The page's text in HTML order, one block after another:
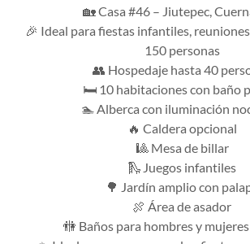
🏡 Casa #46 – Jiutepec,
🎉 Ideal para fiestas infantiles,
150 personas
👥 Hospedaje hasta 40
🛏️ 10 habitaciones con baño
🏊 Alberca con iluminación
🔥 Caldera opcional
🎱 Mesa de billar
🛝 Juegos infantiles
🌳 Jardín amplio con
🍖 Área de asador
🚻 Baños para hombres y